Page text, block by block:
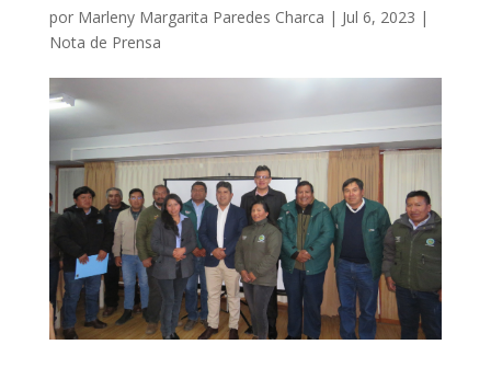
por Marleny Margarita Paredes Charca | Jul 6, 2023 |
Nota de Prensa